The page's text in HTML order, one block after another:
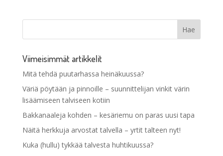
Viimeisimmät artikkelit
Mitä tehdä puutarhassa heinäkuussa?
Väriä pöytään ja pinnoille – suunnittelijan vinkit värin
lisäämiseen talviseen kotiin
Bakkanaaleja kohden – kesäriemu on paras uusi tapa
Näitä herkkuja arvostat talvella – yrtit talteen nyt!
Kuka (hullu) tykkää talvesta huhtikuussa?